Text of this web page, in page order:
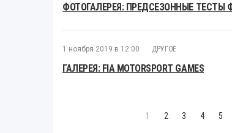
ФОТОГАЛЕРЕЯ: ПРЕДСЕЗОННЫЕ ТЕСТЫ
1 ноября 2019 в 12:00 ДРУГОЕ
ГАЛЕРЕЯ: FIA MOTORSPORT GAMES
1 2 3 4 5